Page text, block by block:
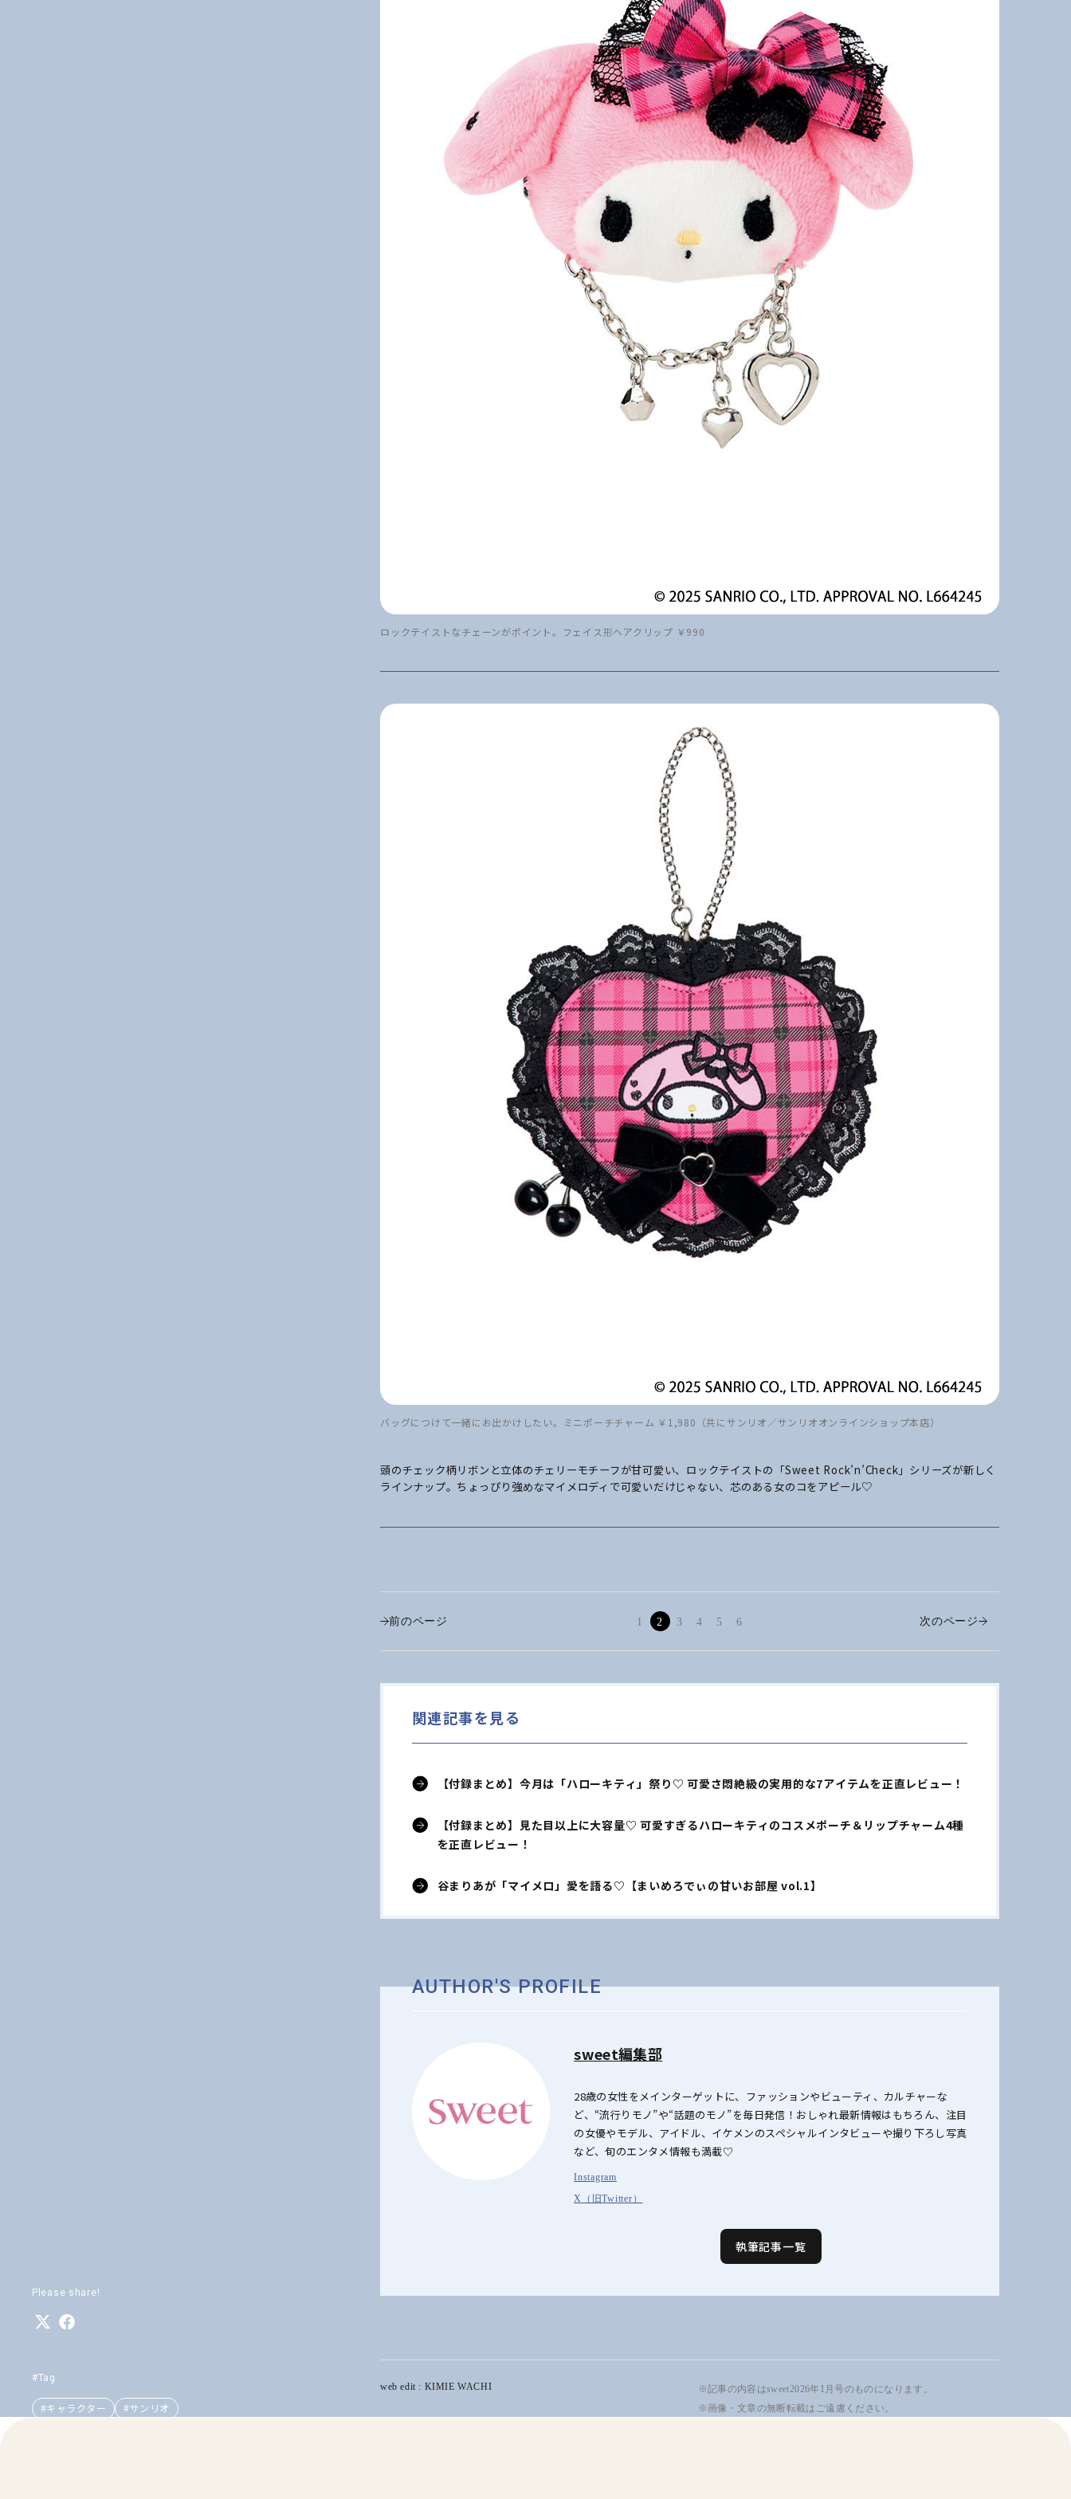
Please share!
#Tag
#キャラクター #サンリオ
ロックテイストなチェーンがポイント。フェイス形ヘアクリップ ￥990
バッグにつけて一緒にお出かけしたい。ミニポーチチャーム ￥1,980（共にサンリオ／サンリオオンラインショップ本店）
頭のチェック柄リボンと立体のチェリーモチーフが甘可愛い、ロックテイストの「Sweet Rock’n’Check」シリ ーズが新しく
ラインナップ。ちょっぴり強めなマイメロディで可愛いだけじゃない、芯のある女のコをアピール♡
前のページ 1 2 3 4 5 6 次のページ
関連記事を見る
【付録まとめ】今月は「ハローキティ」祭り♡ 可愛さ悶絶級の実用的な7アイテムを正直レビュー！
【付録まとめ】見た目以上に大容量♡ 可愛すぎるハローキティのコスメポーチ＆リップチャーム4種
を正直レビュー！
谷まりあが「マイメロ」愛を語る♡【まいめろでぃの甘いお部屋 vol.1】
AUTHOR'S PROFILE
sweet編集部
28歳の女性をメインターゲットに、ファッションやビューティ、カルチャーな
ど、“流行りモノ”や“話題のモノ”を毎日発信！おしゃれ最新情報はもちろん、注目
の女優やモデル、アイドル、イケメンのスペシャルインタビューや撮り下ろし写真
など、旬のエンタメ情報も満載♡
Instagram
X（旧Twitter）
執筆記事一覧
web edit : KIMIE WACHI
※記事の内容はsweet2026年1月号のものになります。
※画像・文章の無断転載はご遠慮ください。